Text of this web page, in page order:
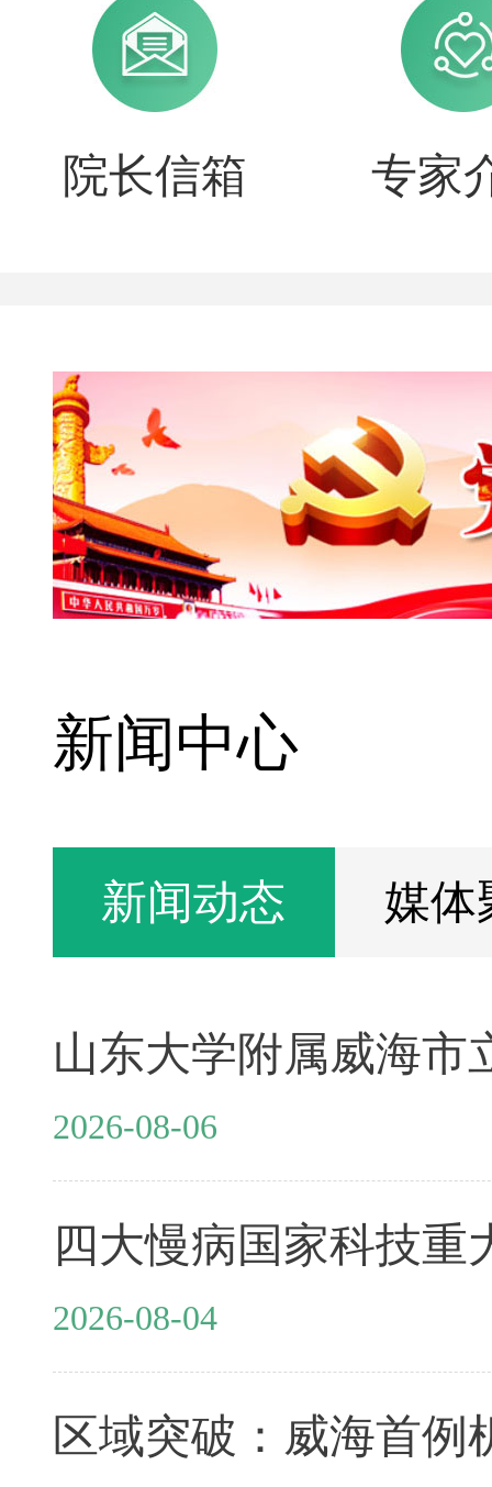
院长信箱 专家
新闻中心
新闻动态 媒体
2026-08-06
2026-08-04